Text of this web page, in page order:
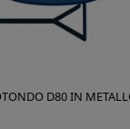
D80 IN